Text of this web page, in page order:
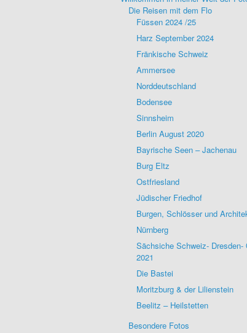
Die Reisen mit dem Flo
Füssen 2024 /25
Harz September 2024
Fränkische Schweiz
Ammersee
Norddeutschland
Bodensee
Sinnsheim
Berlin August 2020
Bayrische Seen – Jachenau
Burg Eltz
Ostfriesland
Jüdischer Friedhof
Burgen, Schlösser und
Nürnberg
Sächsiche Schweiz- Dresden-
2021
Die Bastei
Moritzburg & der Lilienstein
Beelitz – Heilstetten
Besondere Fotos